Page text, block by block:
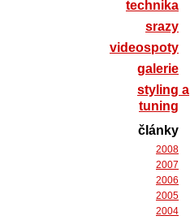
technika
srazy
videospoty
galerie
styling a
tuning
články
2008
2007
2006
2005
2004